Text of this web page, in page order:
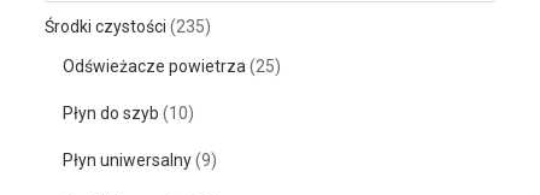
Środki czystości (235)
Odświeżacze powietrza (25)
Płyn do szyb (10)
Płyn uniwersalny (9)